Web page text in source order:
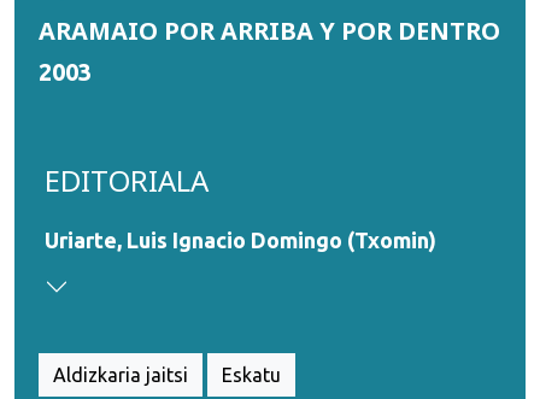
ARAMAIO POR ARRIBA Y POR DENTRO
2003
EDITORIALA
Uriarte, Luis Ignacio Domingo (Txomin)
Aldizkaria jaitsi Eskatu